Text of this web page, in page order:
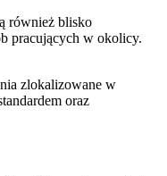
również blisko
pracujących w okolicy.
zlokalizowane w
oraz